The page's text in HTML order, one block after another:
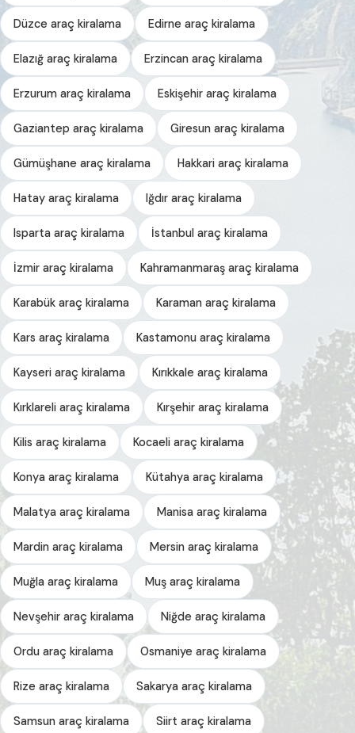
Düzce araç kiralama Edirne araç kiralama
Elazığ araç kiralama Erzincan araç kiralama
Erzurum araç kiralama Eskişehir araç kiralama
Gaziantep araç kiralama Giresun araç kiralama
Gümüşhane araç kiralama Hakkari araç kiralama
Hatay araç kiralama Iğdır araç kiralama
Isparta araç kiralama İstanbul araç kiralama
İzmir araç kiralama Kahramanmaraş araç kiralama
Karabük araç kiralama Karaman araç kiralama
Kars araç kiralama Kastamonu araç kiralama
Kayseri araç kiralama Kırıkkale araç kiralama
Kırklareli araç kiralama Kırşehir araç kiralama
Kilis araç kiralama Kocaeli araç kiralama
Konya araç kiralama Kütahya araç kiralama
Malatya araç kiralama Manisa araç kiralama
Mardin araç kiralama Mersin araç kiralama
Muğla araç kiralama Muş araç kiralama
Nevşehir araç kiralama Niğde araç kiralama
Ordu araç kiralama Osmaniye araç kiralama
Rize araç kiralama Sakarya araç kiralama
Samsun araç kiralama Siirt araç kiralama